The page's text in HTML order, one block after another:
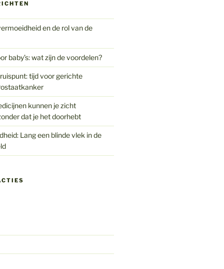
en de rol van de
baby’s: wat zijn de voordelen?
tijd voor gerichte
kunnen je zicht
dat je het doorhebt
Lang een blinde vlek in de